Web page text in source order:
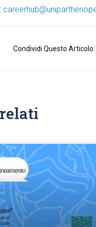
Condividi Questo Articolo: